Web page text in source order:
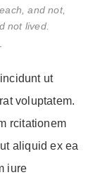
and not,
not lived.
ut
voluptatem.
rcitationem
aliquid ex ea
iure